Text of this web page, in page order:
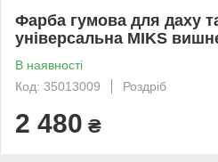
Фарба гумова для даху
універсальна MIKS
В наявності
Код: 35013009
Роздріб
2 480 ₴